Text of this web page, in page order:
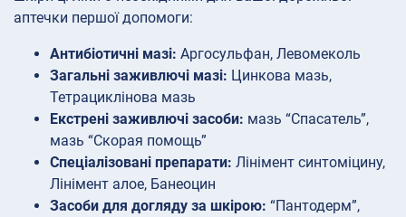
аптечки першої допомоги:
Антибіотичні мазі: Аргосульфан, Левомеколь
Загальні заживлючі мазі: Цинкова мазь,
Тетрациклінова мазь
Екстрені заживлючі засоби: мазь “Спасатель”,
мазь “Скорая помощь”
Спеціалізовані препарати: Лінімент синтоміцину,
Лінімент алое, Банеоцин
Засоби для догляду за шкірою: “Пантодерм”,